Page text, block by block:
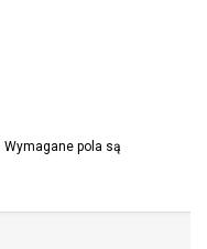
Wymagane pola są